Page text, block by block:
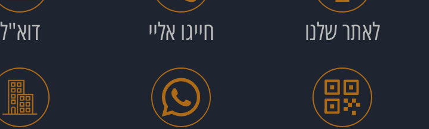
לאתר שלנו חייגו אליי דוא"ל